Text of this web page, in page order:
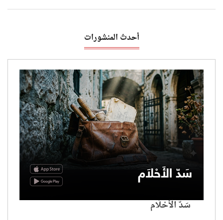
أحدث المنشورات
سَدّ الأَحْلَام